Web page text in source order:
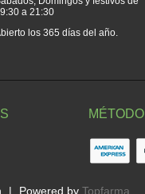
a 21:30
los 365 días del año.
| Powered by Topfarma